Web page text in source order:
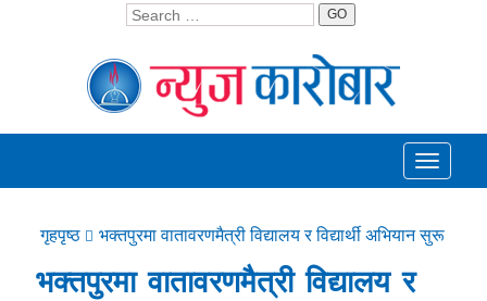
GO
Toggle
गृहपृष्ठ भक्तपुरमा वातावरणमैत्री विद्यालय र विद्यार्थी अभियान सुरू
भक्तपुरमा वातावरणमैत्री विद्यालय र